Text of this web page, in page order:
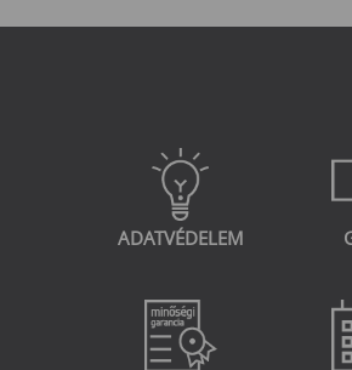
ADATVÉDELEM